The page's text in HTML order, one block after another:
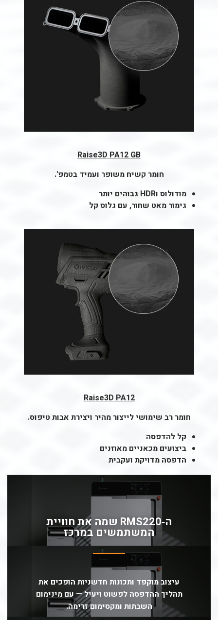
Raise3D PA12 GB
חומר קשיח משופר ועמיד בטמפ'.
מודולוס וHDR גבוהים יותר
גימור מאט שחור, עם גלוס קל
Raise3D PA12
חומר רב שימושי לייצור מהיר ויצירת אבות טיפוס.
קל להדפסה
ביצועים מכאניים מאוזנים
הדפסה מדויקת ועקבית
ה‑RMS220 שמה את חוויית
המשתמשים במרכז
עיצוב מוקפד ותכונות חדשניות הופכים את
תהליך ההדפסה לפשוט ויעיל — עם מינימום
השבתות ומקסימום זרימה.